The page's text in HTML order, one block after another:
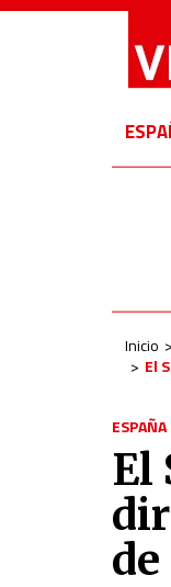
Inicio
El
ESPAÑA
El